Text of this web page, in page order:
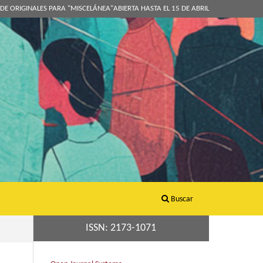
Buscar
ORIGINALES PARA "MISCELÁNEA"ABIERTA HASTA EL 15 DE ABRIL
ISSN: 2173-1071